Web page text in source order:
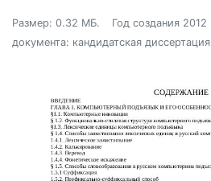
Размер: 0.32 МБ. Год создания 2012
документа: кандидатская диссертация